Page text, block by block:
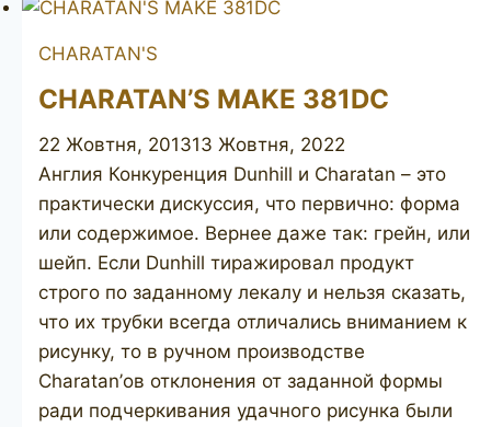
CHARATAN'S
CHARATAN’S MAKE 381DC
22 Жовтня, 201313 Жовтня, 2022
Англия Конкуренция Dunhill и Charatan – это
практически дискуссия, что первично: форма
или содержимое. Вернее даже так: грейн, или
шейп. Если Dunhill тиражировал продукт
строго по заданному лекалу и нельзя сказать,
что их трубки всегда отличались вниманием к
рисунку, то в ручном производстве
Charatan’ов отклонения от заданной формы
ради подчеркивания удачного рисунка были